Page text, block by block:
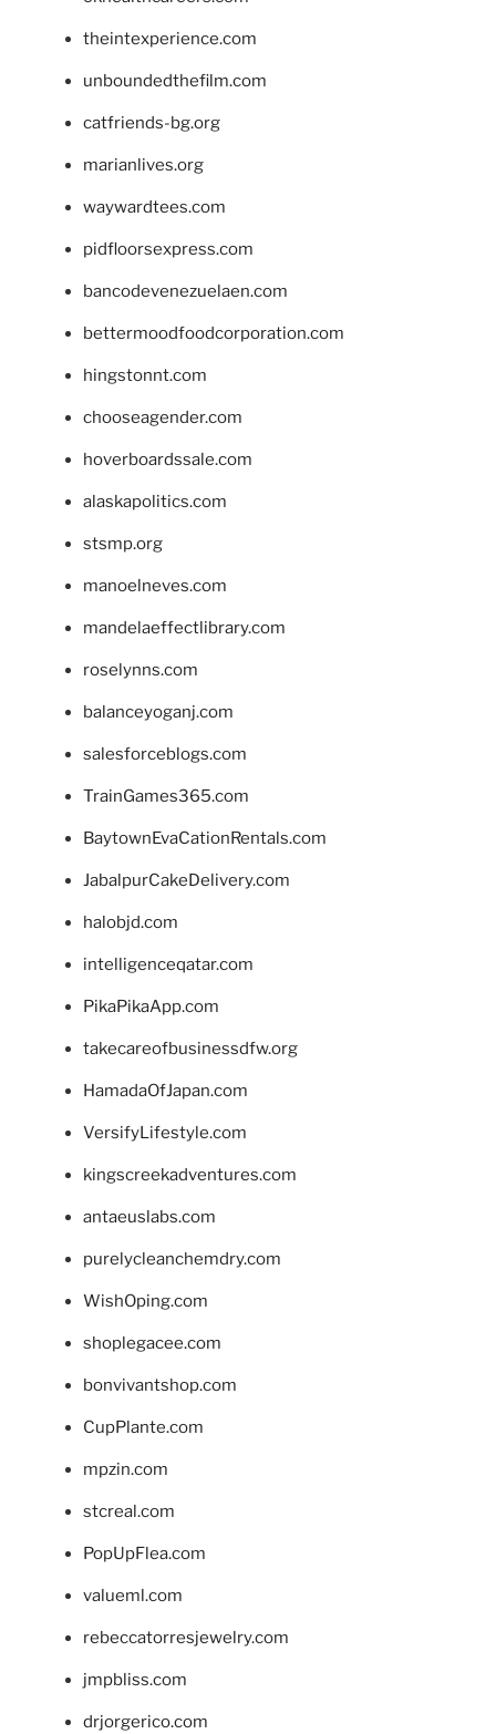
theintexperience.com
unboundedthefilm.com
catfriends-bg.org
marianlives.org
waywardtees.com
pidfloorsexpress.com
bancodevenezuelaen.com
bettermoodfoodcorporation.com
hingstonnt.com
chooseagender.com
hoverboardssale.com
alaskapolitics.com
stsmp.org
manoelneves.com
mandelaeffectlibrary.com
roselynns.com
balanceyoganj.com
salesforceblogs.com
TrainGames365.com
BaytownEvaCationRentals.com
JabalpurCakeDelivery.com
halobjd.com
intelligenceqatar.com
PikaPikaApp.com
takecareofbusinessdfw.org
HamadaOfJapan.com
VersifyLifestyle.com
kingscreekadventures.com
antaeuslabs.com
purelycleanchemdry.com
WishOping.com
shoplegacee.com
bonvivantshop.com
CupPlante.com
mpzin.com
stcreal.com
PopUpFlea.com
valueml.com
rebeccatorresjewelry.com
jmpbliss.com
drjorgerico.com